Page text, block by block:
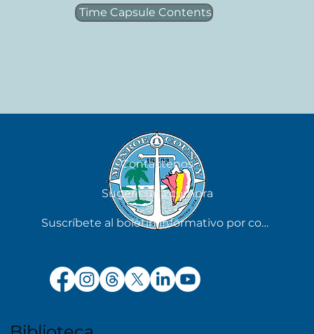
Time Capsule Contents
Contáctenos
Sugerir una compra
Suscríbete al boletín informativo por correo electrónico